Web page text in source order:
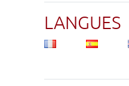
LANGUES